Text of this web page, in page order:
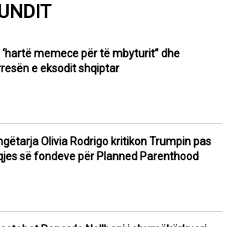
‘hartë memece për të mbyturit” dhe
e eksodit shqiptar
Olivia Rodrigo kritikon Trumpin pas
së fondeve për Planned Parenthood